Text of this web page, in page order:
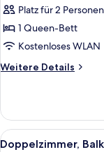
Queen-
Bett,
Flussblick
Platz für 2 Personen
1 Queen-Bett
Kostenloses WLAN
Weitere Details
Weitere
1
Queen-
Bett,
Alle10
Doppelzimmer,